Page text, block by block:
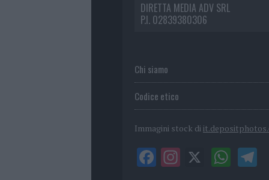
DIRETTA MEDIA ADV SRL
P.I. 02839380306
Chi siamo
Codice etico
Immagini stock di